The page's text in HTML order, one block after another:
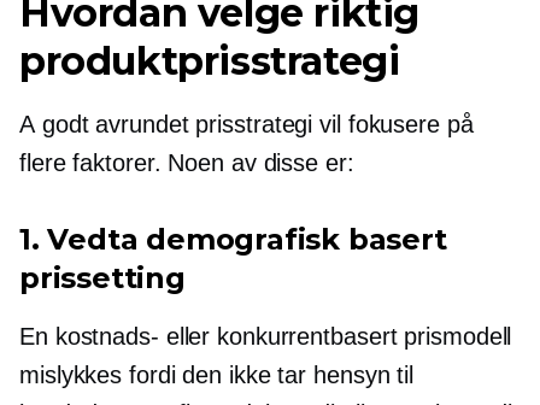
Hvordan velge riktig
produktprisstrategi
A godt avrundetprisstrategi vil fokusere på
flere faktorer. Noen av disse er:
1. Vedta demografisk basert
prissetting
En kostnads- eller konkurrentbasert prismodell
mislykkes fordi den ikke tar hensyn til